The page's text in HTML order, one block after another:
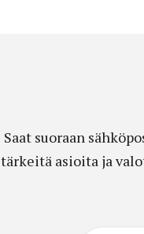
Saat suoraan
tärkeitä asioita ja